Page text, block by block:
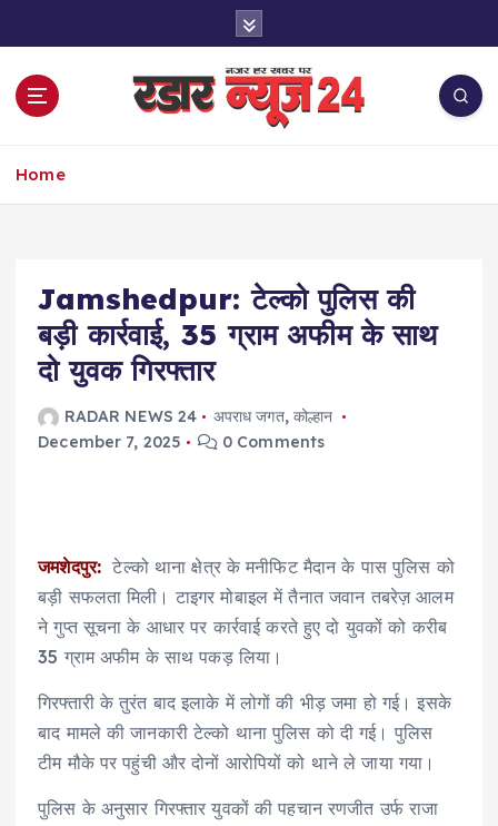
Home
Jamshedpur: टेल्को पुलिस की
बड़ी कार्रवाई, 35 ग्राम अफीम के साथ
दो युवक गिरफ्तार
RADAR NEWS 24 अपराध जगत, कोल्हान
December 7, 2025
0 Comments
जमशेदपुर: टेल्को थाना क्षेत्र के मनीफिट मैदान के पास पुलिस को
बड़ी सफलता मिली। टाइगर मोबाइल में तैनात जवान तबरेज़ आलम
ने गुप्त सूचना के आधार पर कार्रवाई करते हुए दो युवकों को करीब
35 ग्राम अफीम के साथ पकड़ लिया।
गिरफ्तारी के तुरंत बाद इलाके में लोगों की भीड़ जमा हो गई। इसके
बाद मामले की जानकारी टेल्को थाना पुलिस को दी गई। पुलिस
टीम मौके पर पहुंची और दोनों आरोपियों को थाने ले जाया गया।
पुलिस के अनुसार गिरफ्तार युवकों की पहचान रणजीत उर्फ राजा